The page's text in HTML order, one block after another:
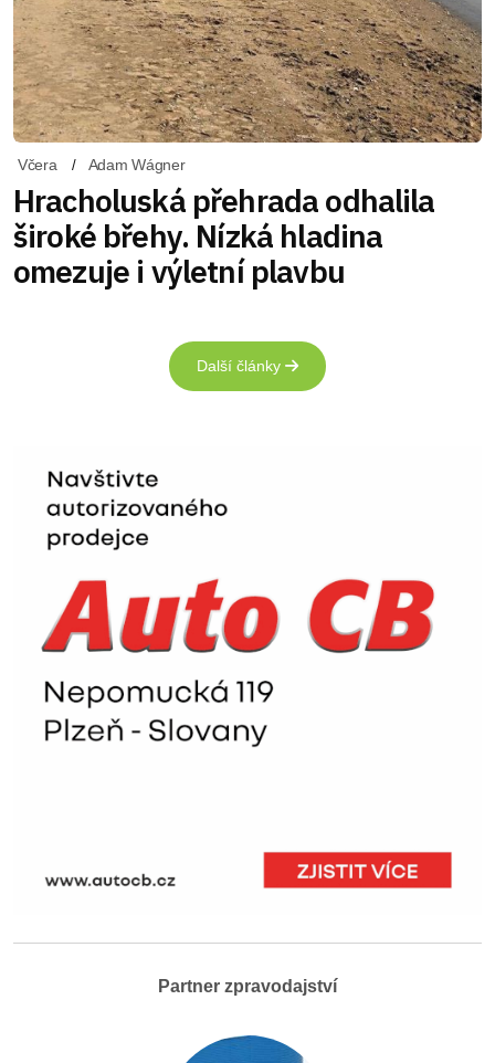
Včera Adam Wágner
Hracholuská přehrada odhalila
široké břehy. Nízká hladina
omezuje i výletní plavbu
Další články
Partner zpravodajství